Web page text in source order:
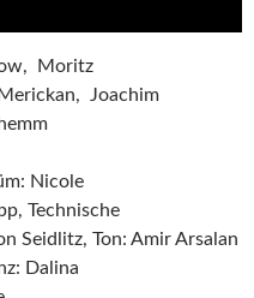
Moritz
Joachim
Nicole
Technische
Seidlitz, Ton: Amir Arsalan
Dalina